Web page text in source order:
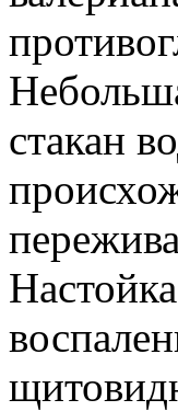
стакан